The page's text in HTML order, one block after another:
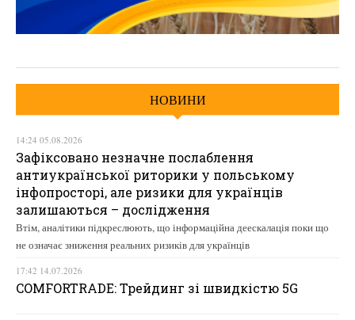
НОВИНИ
14:24 05.08.2026
Зафіксовано незначне послаблення
антиукраїнської риторики у польському
інфопросторі, але ризики для українців
залишаються – дослідження
Втім, аналітики підкреслюють, що інформаційна деескалація поки що
не означає зниження реальних ризиків для українців
17:42 14.07.2026
COMFORTRADE: Трейдинг зі швидкістю 5G